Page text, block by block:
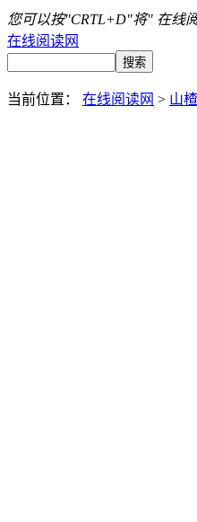
您可以按"CRTL+D"将" 在线
在线阅读网
当前位置： 在线阅读网 > 山